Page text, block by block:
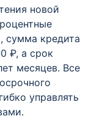
новой
сумма кредита
₽, а срок
месяцев. Все
управлять